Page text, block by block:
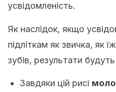
усвідомленість.
Як наслідок, якщо
підліткам як звичка, як
зубів, результати
Завдяки цій рисі